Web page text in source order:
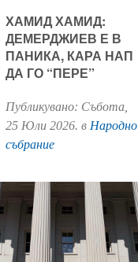
ХАМИД ХАМИД:
ДЕМЕРДЖИЕВ Е В
ПАНИКА, КАРА НАП
ДА ГО “ПЕРЕ”
Публикувано: Събота,
25 Юли 2026. в Народно
събрание